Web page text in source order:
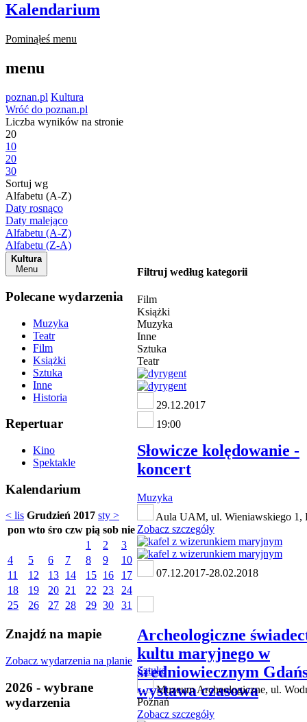
Kalendarium
Pominąłeś menu
menu
poznan.pl Kultura
Wróć do poznan.pl
Liczba wyników na stronie
20
10
20
30
Sortuj wg
Alfabetu (A-Z)
Daty rosnąco
Daty malejąco
Alfabetu (A-Z)
Alfabetu (Z-A)
Kultura
Menu
Polecane wydarzenia
Muzyka
Teatr
Film
Książki
Sztuka
Inne
Historia
Repertuar
Kino
Spektakle
Kalendarium
< lis Grudzień 2017 sty >
pon wto śro czw pią sob nie
1
2
3
4
5 6 7 8 9
10
11
12 13 14 15 16
17
18
19 20 21 22 23
24
25
26 27 28 29 30 31
Znajdź na mapie
Zobacz wydarzenia na planie
2026 - wybrane
wydarzenia
Filtruj według kategorii
Film
Książki
Muzyka
Inne
Sztuka
Teatr
29.12.2017
19:00
Słowicze kolędowanie -
koncert
Muzyka
Aula UAM, ul. Wieniawskiego 1,
Zobacz szczegóły
07.12.2017-28.02.2018
Archeologiczne
kultu maryjnego w
średniowiecznym
wystawa czasowa
Sztuka
Muzeum Archeologiczne, ul.
Poznań
Zobacz szczegóły